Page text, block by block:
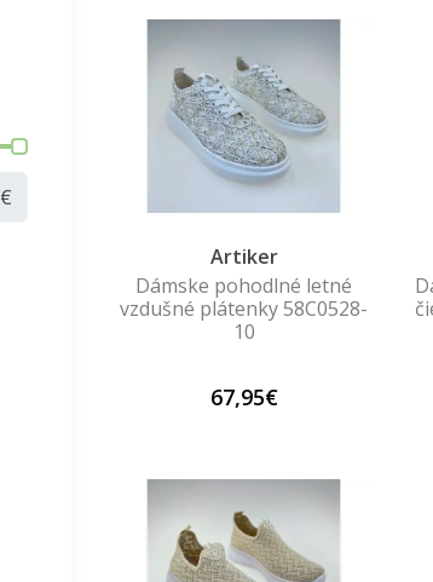
€
Artiker
Dámske pohodlné letné
vzdušné plátenky 58C0528-
10
67,95€